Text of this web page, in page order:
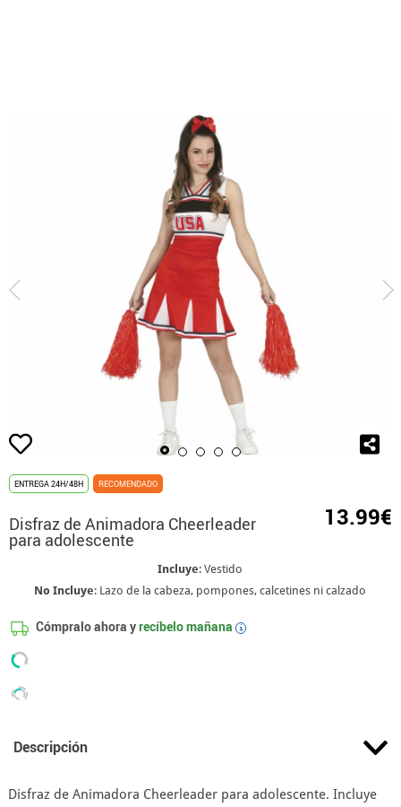
ENTREGA 24H/48H RECOMENDADO
Disfraz de Animadora Cheerleader
para adolescente
13.99€
Incluye: Vestido
No Incluye: Lazo de la cabeza, pompones, calcetines ni calzado
Cómpralo ahora yrecíbelo mañana i
Descripción
Disfraz de Animadora Cheerleader para adolescente. Incluye